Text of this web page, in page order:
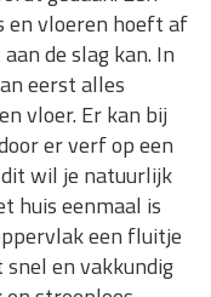
en vloeren hoeft af
de slag kan. In
eerst alles
vloer. Er kan bij
er verf op een
wil je natuurlijk
huis eenmaal is
een fluitje
en vakkundig